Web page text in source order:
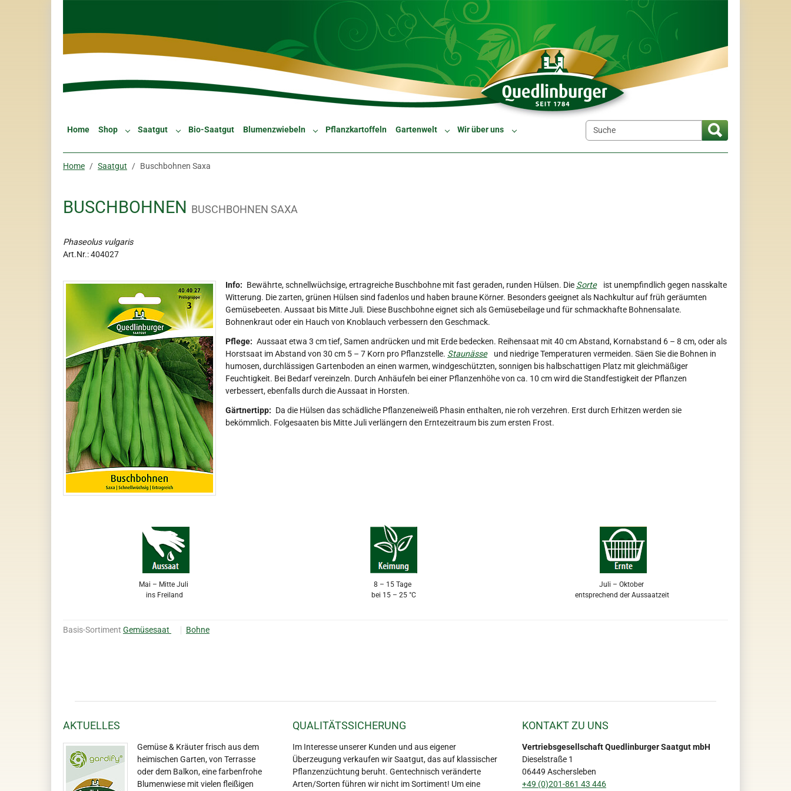
Home Shop Submenu for "Shop"
Saatgut Submenu for "Saatgut"
Bio-Saatgut Blumenzwiebeln Submenu for "Blumenzwiebeln"
Pflanzkartoffeln Gartenwelt Submenu for "Gartenwelt"
Wir über uns Submenu for "Wir über uns"
Home Saatgut Buschbohnen Saxa
BUSCHBOHNEN BUSCHBOHNEN SAXA
Phaseolus vulgaris
Art.Nr.:404027
Info: Bewährte, schnellwüchsige, ertragreiche Buschbohne mit fast geraden, runden Hülsen. Die Sorte
ist unempfindlich gegen nasskalte
Witterung. Die zarten, grünen Hülsen sind fadenlos und haben braune Körner. Besonders geeignet als Nachkultur auf früh geräumten
Gemüsebeeten. Aussaat bis Mitte Juli. Diese Buschbohne eignet sich als Gemüsebeilage und für schmackhafte Bohnensalate.
Bohnenkraut oder ein Hauch von Knoblauch verbessern den Geschmack.
Pflege: Aussaat etwa 3 cm tief, Samen andrücken und mit Erde bedecken. Reihensaat mit 40 cm Abstand, Kornabstand 6 – 8 cm, oder als
Horstsaat im Abstand von 30 cm 5 – 7 Korn pro Pflanzstelle. Staunässe
und niedrige Temperaturen vermeiden. Säen Sie die Bohnen in
humosen, durchlässigen Gartenboden an einen warmen, windgeschützten, sonnigen bis halbschattigen Platz mit gleichmäßiger
Feuchtigkeit. Bei Bedarf vereinzeln. Durch Anhäufeln bei einer Pflanzenhöhe von ca. 10 cm wird die Standfestigkeit der Pflanzen
verbessert, ebenfalls durch die Aussaat in Horsten.
Gärtnertipp: Da die Hülsen das schädliche Pflanzeneiweiß Phasin enthalten, nie roh verzehren. Erst durch Erhitzen werden sie
bekömmlich. Folgesaaten bis Mitte Juli verlängern den Erntezeitraum bis zum ersten Frost.
Mai – Mitte Juli
ins Freiland
8 – 15 Tage
bei 15 – 25 °C
Juli – Oktober
entsprechend der Aussaatzeit
Basis-Sortiment Gemüsesaat Bohne
AKTUELLES
Gemüse & Kräuter frisch aus dem
heimischen Garten, von Terrasse
oder dem Balkon, eine farbenfrohe
Blumenwiese mit vielen fleißigen
QUALITÄTSSICHERUNG
Im Interesse unserer Kunden und aus eigener
Überzeugung verkaufen wir Saatgut, das auf klassischer
Pflanzenzüchtung beruht. Gentechnisch veränderte
Arten/Sorten führen wir nicht im Sortiment! Um eine
KONTAKT ZU UNS
Vertriebsgesellschaft Quedlinburger Saatgut mbH
Dieselstraße 1
06449 Aschersleben
+49 (0)201-861 43 446